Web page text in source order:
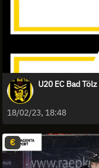
U20 EC Bad
18/02/23, 18:48
€